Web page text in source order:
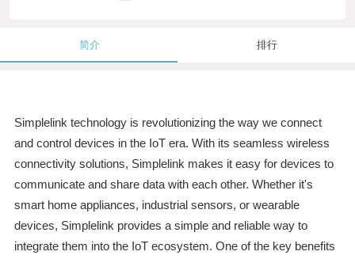
简介 排行
Simplelink technology is revolutionizing the way we connect
and control devices in the IoT era. With its seamless wireless
connectivity solutions, Simplelink makes it easy for devices to
communicate and share data with each other. Whether it's
smart home appliances, industrial sensors, or wearable
devices, Simplelink provides a simple and reliable way to
integrate them into the IoT ecosystem. One of the key benefits